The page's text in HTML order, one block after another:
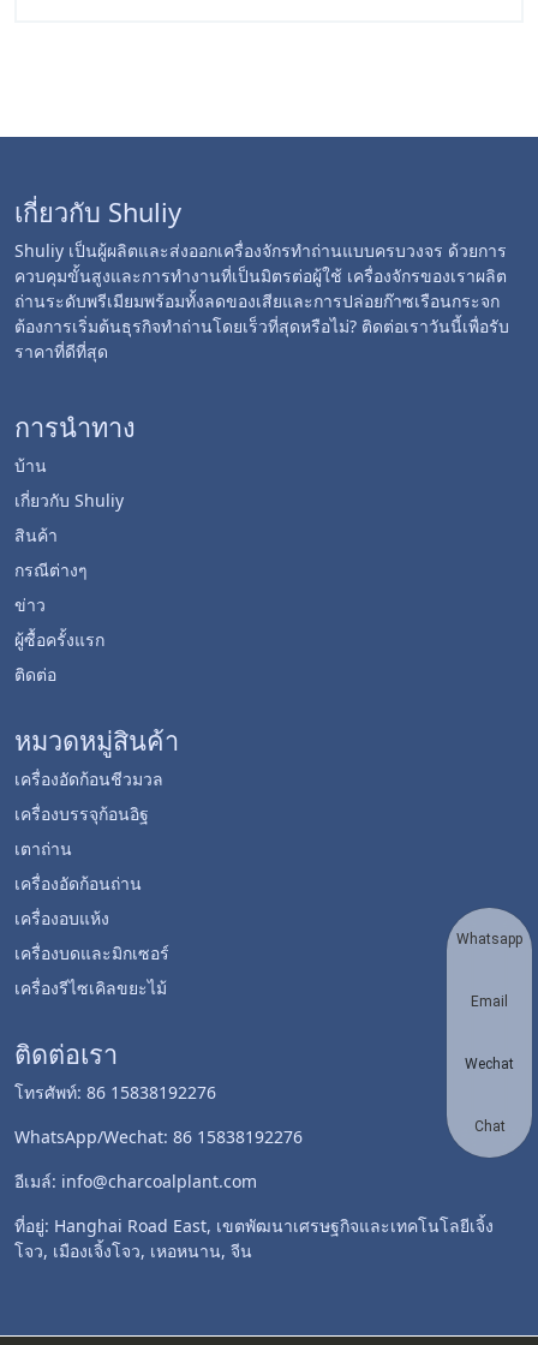
เกี่ยวกับ Shuliy
Shuliy เป็นผู้ผลิตและส่งออกเครื่องจักรทำถ่านแบบครบวงจร ด้วยการ
ควบคุมขั้นสูงและการทำงานที่เป็นมิตรต่อผู้ใช้ เครื่องจักรของเราผลิต
ถ่านระดับพรีเมียมพร้อมทั้งลดของเสียและการปล่อยก๊าซเรือนกระจก
ต้องการเริ่มต้นธุรกิจทำถ่านโดยเร็วที่สุดหรือไม่? ติดต่อเราวันนี้เพื่อรับ
ราคาที่ดีที่สุด
การนำทาง
บ้าน
เกี่ยวกับ Shuliy
สินค้า
กรณีต่างๆ
ข่าว
ผู้ซื้อครั้งแรก
ติดต่อ
หมวดหมู่สินค้า
เครื่องอัดก้อนชีวมวล
เครื่องบรรจุก้อนอิฐ
เตาถ่าน
เครื่องอัดก้อนถ่าน
เครื่องอบแห้ง
เครื่องบดและมิกเซอร์
เครื่องรีไซเคิลขยะไม้
ติดต่อเรา
โทรศัพท์: 86 15838192276
WhatsApp/Wechat: 86 15838192276
อีเมล์: info@charcoalplant.com
ที่อยู่: Hanghai Road East, เขตพัฒนาเศรษฐกิจและเทคโนโลยีเจิ้ง
โจว, เมืองเจิ้งโจว, เหอหนาน, จีน
Whatsapp
Email
Wechat
Chat